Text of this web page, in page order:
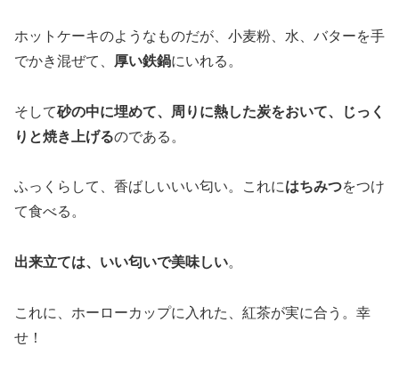
ホットケーキのようなものだが、小麦粉、水、バターを手
でかき混ぜて、
厚い鉄鍋にいれる。
そして砂の中に埋めて、周りに熱した炭をおいて、じっく
りと焼き上げるのである。
ふっくらして、香ばしいいい匂い。これにはちみつをつけ
て食べる。
出来立ては、いい匂いで美味しい。
これに、ホーローカップに入れた、紅茶が実に合う。幸
せ！